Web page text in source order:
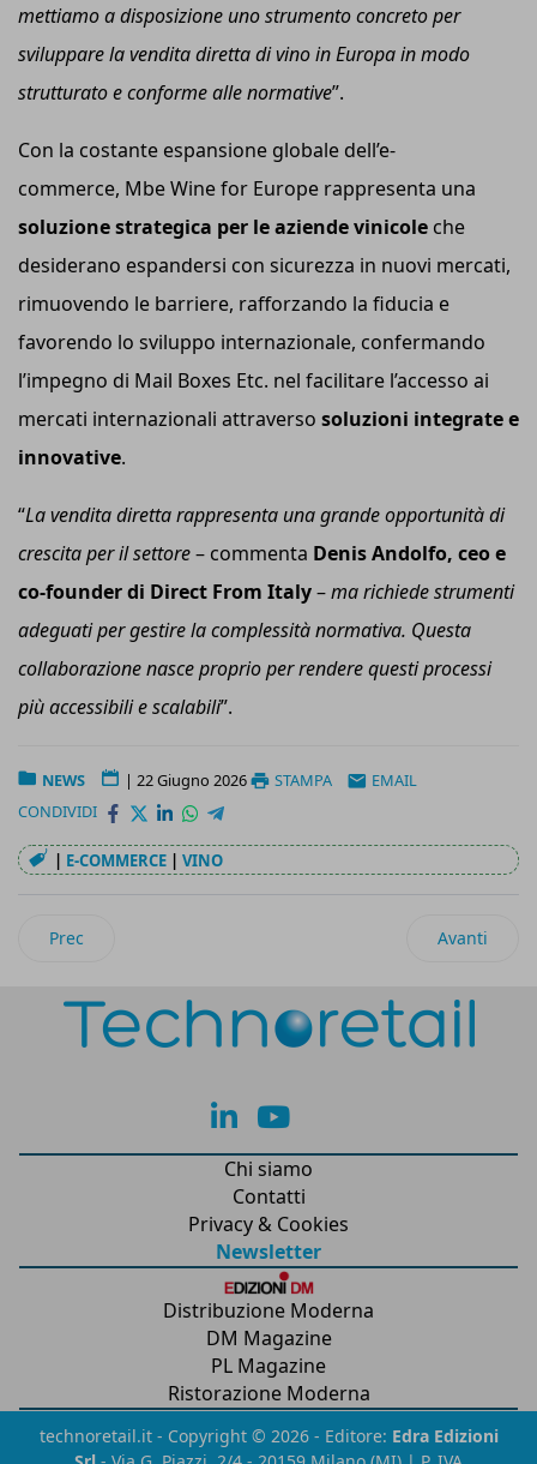
mettiamo a disposizione uno strumento concreto per
sviluppare la vendita diretta di vino in Europa in modo
strutturato e conforme alle normative”.
Con la costante espansione globale dell’e-
commerce, Mbe Wine for Europe rappresenta una
soluzione strategica per le aziende vinicole che
desiderano espandersi con sicurezza in nuovi mercati,
rimuovendo le barriere, rafforzando la fiducia e
favorendo lo sviluppo internazionale, confermando
l’impegno di Mail Boxes Etc. nel facilitare l’accesso ai
mercati internazionali attraverso soluzioni integrate e
innovative.
“La vendita diretta rappresenta una grande opportunità di
crescita per il settore– commenta Denis Andolfo, ceo e
co-founder di Direct From Italy–ma richiede strumenti
adeguati per gestire la complessità normativa. Questa
collaborazione nasce proprio per rendere questi processi
più accessibili e scalabili”.
NEWS | 22 Giugno 2026 STAMPA
EMAIL
CONDIVIDI
| E-COMMERCE | VINO
Articolo precedente: Shopify Spring ’26 Edition: l’AI
Prec Articolo
Avanti
lk yt
Chi siamo
Contatti
Privacy & Cookies
Newsletter
Distribuzione Moderna
DM Magazine
PL Magazine
Ristorazione Moderna
technoretail.it - Copyright © 2026 - Editore: Edra Edizioni